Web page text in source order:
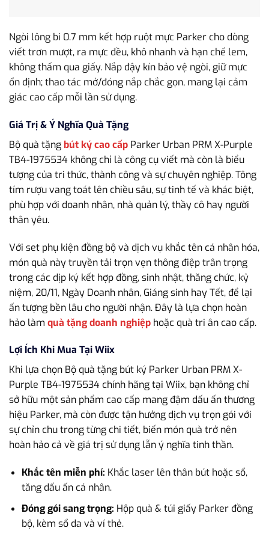
Ngòi lông bi 0.7 mm kết hợp ruột mực Parker cho dòng
viết trơn mượt, ra mực đều, khô nhanh và hạn chế lem,
không thấm qua giấy. Nắp đậy kín bảo vệ ngòi, giữ mực
ổn định; thao tác mở/đóng nắp chắc gọn, mang lại cảm
giác cao cấp mỗi lần sử dụng.
Giá Trị & Ý Nghĩa Quà Tặng
Bộ quà tặng bút ký cao cấp Parker Urban PRM X-Purple
TB4-1975534 không chỉ là công cụ viết mà còn là biểu
tượng của tri thức, thành công và sự chuyên nghiệp. Tông
tím rượu vang toát lên chiều sâu, sự tinh tế và khác biệt,
phù hợp với doanh nhân, nhà quản lý, thầy cô hay người
thân yêu.
Với set phụ kiện đồng bộ và dịch vụ khắc tên cá nhân hóa,
món quà này truyền tải trọn vẹn thông điệp trân trọng
trong các dịp ký kết hợp đồng, sinh nhật, thăng chức, kỷ
niệm, 20/11, Ngày Doanh nhân, Giáng sinh hay Tết, để lại
ấn tượng bền lâu cho người nhận. Đây là lựa chọn hoàn
hảo làm quà tặng doanh nghiệp hoặc quà tri ân cao cấp.
Lợi Ích Khi Mua Tại Wiix
Khi lựa chọn Bộ quà tặng bút ký Parker Urban PRM X-
Purple TB4-1975534 chính hãng tại Wiix, bạn không chỉ
sở hữu một sản phẩm cao cấp mang đậm dấu ấn thương
hiệu Parker, mà còn được tận hưởng dịch vụ trọn gói với
sự chỉn chu trong từng chi tiết, biến món quà trở nên
hoàn hảo cả về giá trị sử dụng lẫn ý nghĩa tinh thần.
Khắc tên miễn phí: Khắc laser lên thân bút hoặc sổ,
tăng dấu ấn cá nhân.
Đóng gói sang trọng: Hộp quà & túi giấy Parker đồng
bộ, kèm sổ da và ví thẻ.